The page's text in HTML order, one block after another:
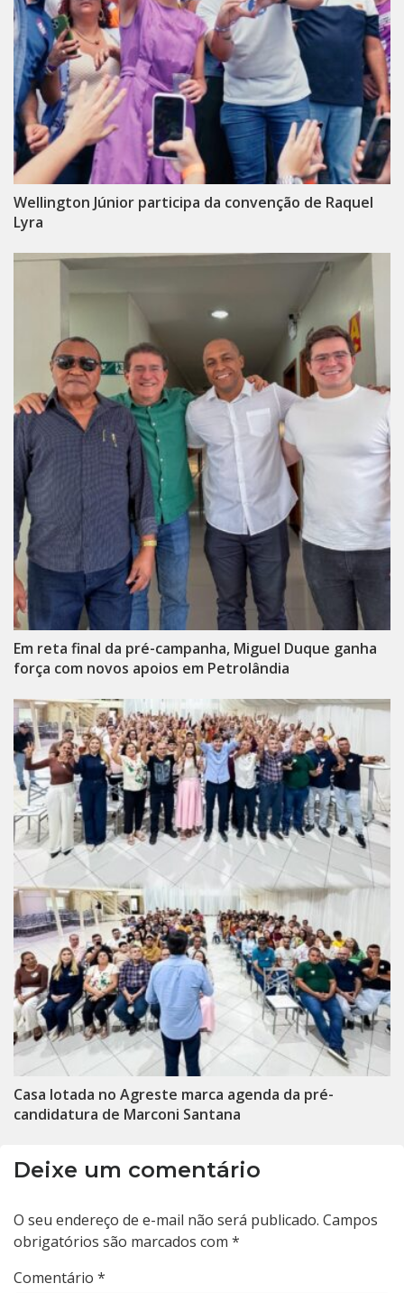
Wellington Júnior participa da convenção de Raquel
Lyra
Em reta final da pré-campanha, Miguel Duque ganha
força com novos apoios em Petrolândia
Casa lotada no Agreste marca agenda da pré-
candidatura de Marconi Santana
Deixe um comentário
O seu endereço de e-mail não será publicado. Campos
obrigatórios são marcados com *
Comentário *